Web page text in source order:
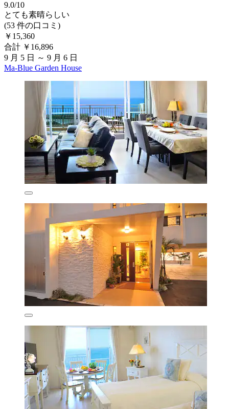
9.0/10
とても素晴らしい
(53 件の口コミ)
￥15,360
合計 ￥16,896
9 月 5 日 ～ 9 月 6 日
Ma-Blue Garden House